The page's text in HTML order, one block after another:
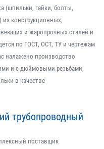
(шпильки, гайки, болты,
из конструкционных,
и жаропрочных сталей и
по ГОСТ, ОСТ, ТУ и чертежам
налажено производство
и с дюймовыми резьбами,
в качестве
трубопроводный
поставщик